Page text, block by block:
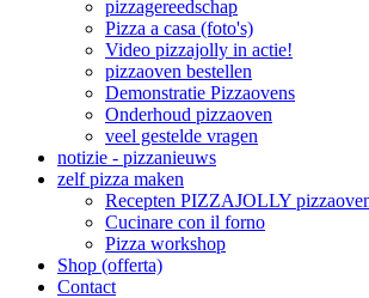
pizzagereedschap
Pizza a casa (foto's)
Video pizzajolly in actie!
pizzaoven bestellen
Demonstratie Pizzaovens
Onderhoud pizzaoven
veel gestelde vragen
notizie - pizzanieuws
zelf pizza maken
Recepten PIZZAJOLLY
Cucinare con il forno
Pizza workshop
Shop (offerta)
Contact